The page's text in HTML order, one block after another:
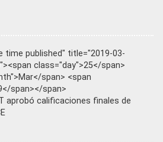
time published" title="2019-03-
class="day">25</span>
span> <span
span></span>
aprobó calificaciones finales de